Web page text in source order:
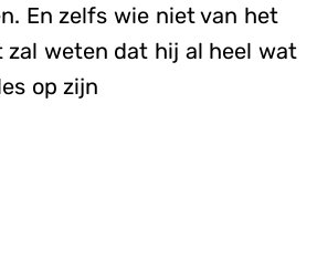
En zelfs wie niet van het
weten dat hij al heel wat
op zijn